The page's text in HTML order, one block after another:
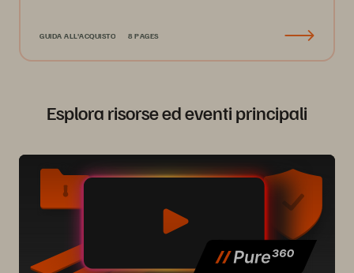
GUIDA ALL'ACQUISTO 8 PAGES
Esplora risorse ed eventi principali